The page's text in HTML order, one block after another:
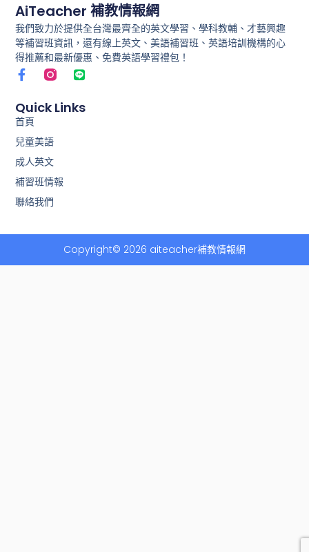
AiTeacher 補教情報網
我們致力於提供全台灣最齊全的英文學習、學科教輔、才藝興趣
等補習班資訊，還有線上英文、美語補習班、英語培訓機構的心
得推薦和最新優惠、免費英語學習禮包！
F
a
e
b
o
o
k
-
f
L
i
e
Quick Links
首頁
兒童美語
成人英文
補習班情報
聯絡我們
Copyright© 2026 aiteacher補教情報網